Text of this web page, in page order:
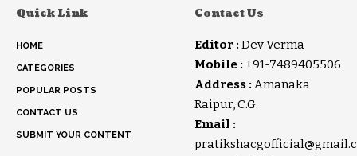
Quick Link
HOME
CATEGORIES
POPULAR POSTS
CONTACT US
SUBMIT YOUR CONTENT
Contact Us
Editor : Dev Verma
Mobile : +91-7489405506
Address : Amanaka
Raipur, C.G.
Email :